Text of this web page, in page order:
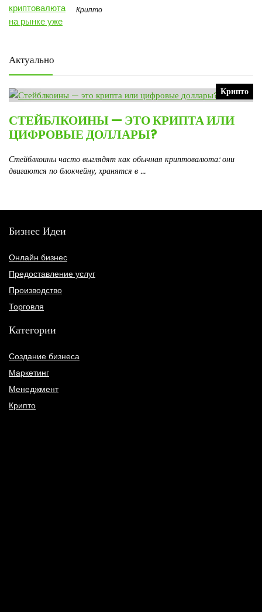
Крипто
Актуально
Крипто
СТЕЙБЛКОИНЫ — ЭТО КРИПТА ИЛИ
ЦИФРОВЫЕ ДОЛЛАРЫ?
Стейблкоины часто выглядят как обычная криптовалюта: они
двигаются по блокчейну, хранятся в ...
Бизнес Идеи
Онлайн бизнес
Предоставление услуг
Производство
Торговля
Категории
Создание бизнеса
Маркетинг
Менеджмент
Крипто